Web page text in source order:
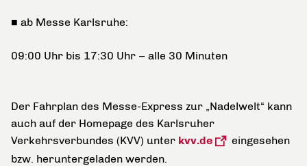
■ ab Messe Karlsruhe:
09:00 Uhr bis 17:30 Uhr – alle 30 Minuten
Der Fahrplan des Messe-Express zur „Nadelwelt“ kann
auch auf der Homepage des Karlsruher
Verkehrsverbundes (KVV) unter kvv.de
eingesehen
bzw. heruntergeladen werden.